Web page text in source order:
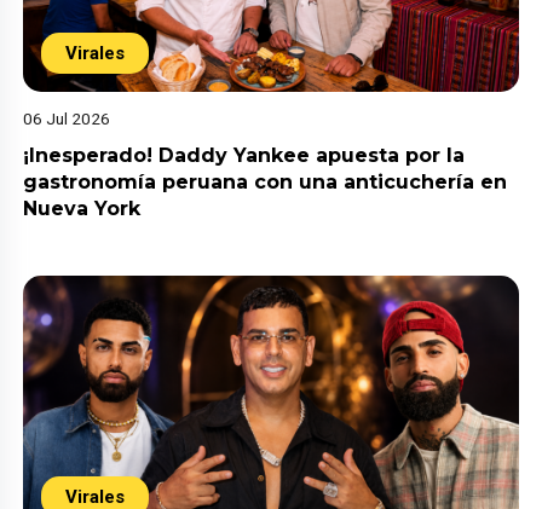
Virales
06 Jul 2026
¡Inesperado! Daddy Yankee apuesta por la
gastronomía peruana con una anticuchería en
Nueva York
Virales